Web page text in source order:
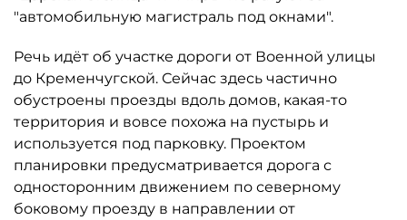
"автомобильную магистраль под окнами".
Речь идёт об участке дороги от Военной улицы
до Кременчугской. Сейчас здесь частично
обустроены проезды вдоль домов, какая-то
территория и вовсе похожа на пустырь и
используется под парковку. Проектом
планировки предусматривается дорога с
односторонним движением по северному
боковому проезду в направлении от